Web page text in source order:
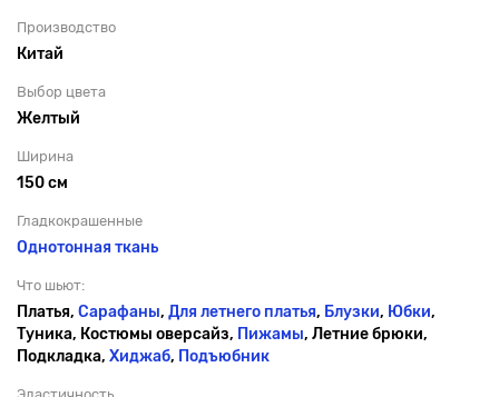
Производство
Китай
Выбор цвета
Желтый
Ширина
150 см
Гладкокрашенные
Однотонная ткань
Что шьют:
Платья, Сарафаны, Для летнего платья, Блузки, Юбки,
Туника, Костюмы оверсайз, Пижамы, Летние брюки,
Подкладка, Хиджаб, Подъюбник